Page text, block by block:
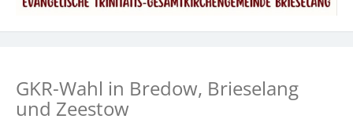
GKR-Wahl in Bredow, Brieselang
und Zeestow